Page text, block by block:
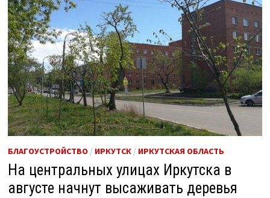
БЛАГОУСТРОЙСТВО / ИРКУТСК/ ИРКУТСКАЯ ОБЛАСТЬ
На центральных улицах Иркутска в
августе начнут высаживать деревья